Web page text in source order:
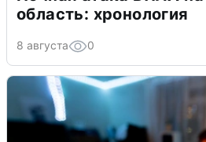
область: хронология
8 августа 0